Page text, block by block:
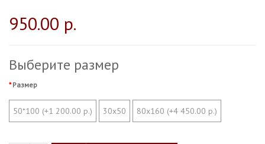
950.00 р.
Выберите размер
Размер
50*100 (+1 200.00 р.) 30х50 80х160 (+4 450.00 р.)